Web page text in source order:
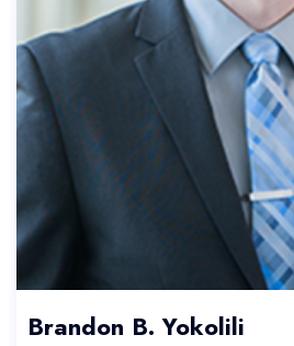
Brandon B. Yokolili